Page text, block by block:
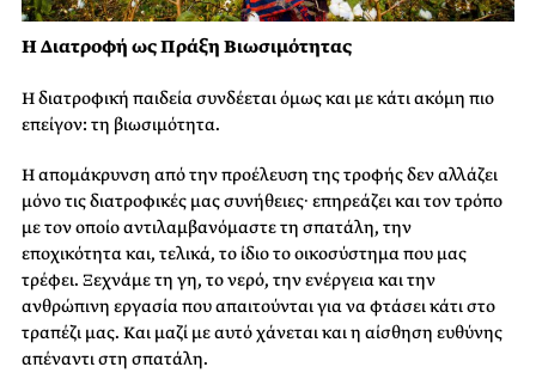
Η Διατροφή ως Πράξη Βιωσιμότητας
Η διατροφική παιδεία συνδέεται όμως και με κάτι ακόμη πιο
επείγον: τη βιωσιμότητα.
Η απομάκρυνση από την προέλευση της τροφής δεν αλλάζει
μόνο τις διατροφικές μας συνήθειες· επηρεάζει και τον τρόπο
με τον οποίο αντιλαμβανόμαστε τη σπατάλη, την
εποχικότητα και, τελικά, το ίδιο το οικοσύστημα που μας
τρέφει. Ξεχνάμε τη γη, το νερό, την ενέργεια και την
ανθρώπινη εργασία που απαιτούνται για να φτάσει κάτι στο
τραπέζι μας. Και μαζί με αυτό χάνεται και η αίσθηση ευθύνης
απέναντι στη σπατάλη.